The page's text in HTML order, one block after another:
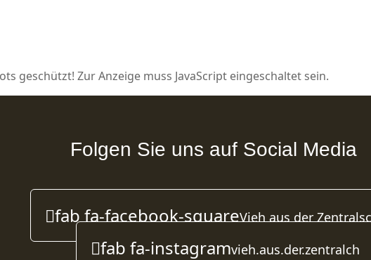
geschützt! Zur Anzeige muss JavaScript eingeschaltet sein.
Folgen Sie uns auf Social Media
fab fa-facebook-squareVieh aus der
fab fa-instagramvieh.aus.der.zentralch